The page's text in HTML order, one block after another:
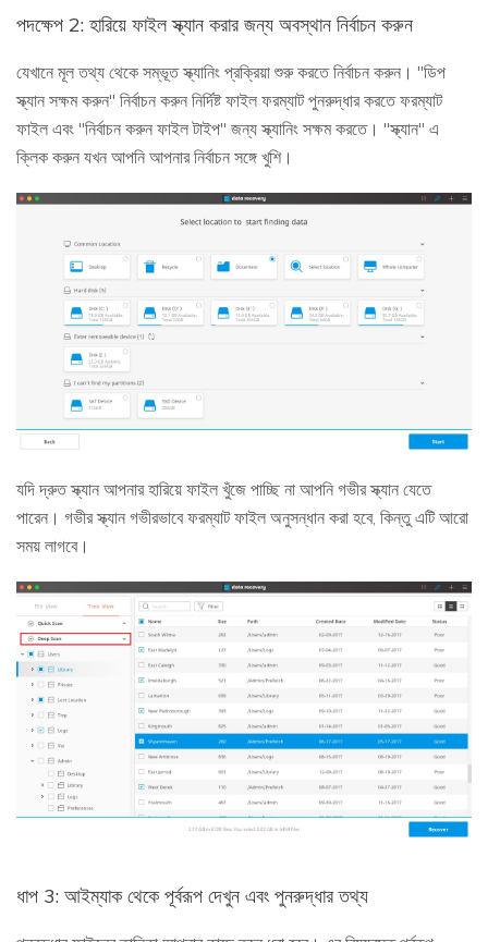
পদক্ষেপ 2: হারিয়ে ফাইল স্ক্যান করার জন্য অবস্থান নির্বাচন করুন
যেখানে মূল তথ্য থেকে সম্ভূত স্ক্যানিং প্রক্রিয়া শুরু করতে নির্বাচন করুন। "ডিপ
স্ক্যান সক্ষম করুন" নির্বাচন করুন নির্দিষ্ট ফাইল ফরম্যাট পুনরুদ্ধার করতে ফরম্যাট
ফাইল এবং "নির্বাচন করুন ফাইল টাইপ" জন্য স্ক্যানিং সক্ষম করতে। "স্ক্যান" এ
ক্লিক করুন যখন আপনি আপনার নির্বাচন সঙ্গে খুশি।
যদি দ্রুত স্ক্যান আপনার হারিয়ে ফাইল খুঁজে পাচ্ছি না আপনি গভীর স্ক্যান যেতে
পারেন। গভীর স্ক্যান গভীরভাবে ফরম্যাট ফাইল অনুসন্ধান করা হবে, কিন্তু এটি আরো
সময় লাগবে।
ধাপ 3: আইম্যাক থেকে পূর্বরূপ দেখুন এবং পুনরুদ্ধার তথ্য